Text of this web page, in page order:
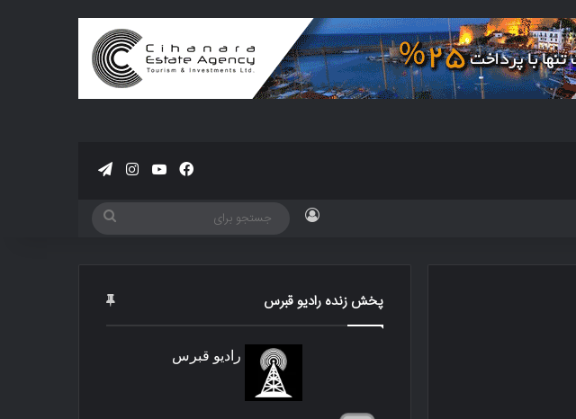
فیسبوکیوتیوباینستاگرام
پخش زنده رادیو قبرس
رادیو قبرس